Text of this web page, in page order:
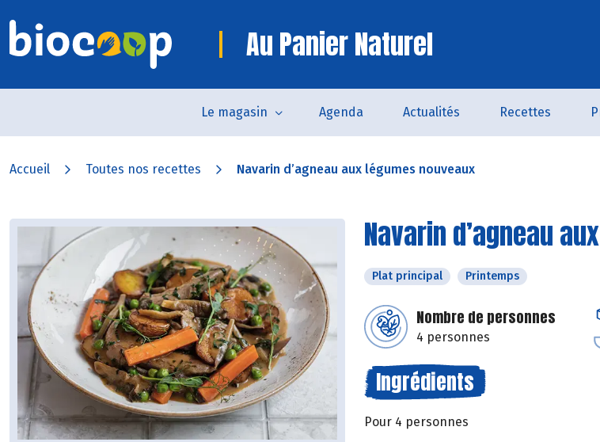
Au Panier Naturel
Le magasin Agenda Actualités Recettes
Accueil Toutes nos recettes Navarin d’agneau aux légumes nouveaux
Navarin d’agneau
Plat principal Printemps
Nombre de personnes
4 personnes
Ingrédients
Pour 4 personnes